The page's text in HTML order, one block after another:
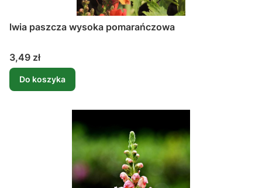
lwia paszcza wysoka pomarańczowa
Cena
3,49 zł
Do koszyka